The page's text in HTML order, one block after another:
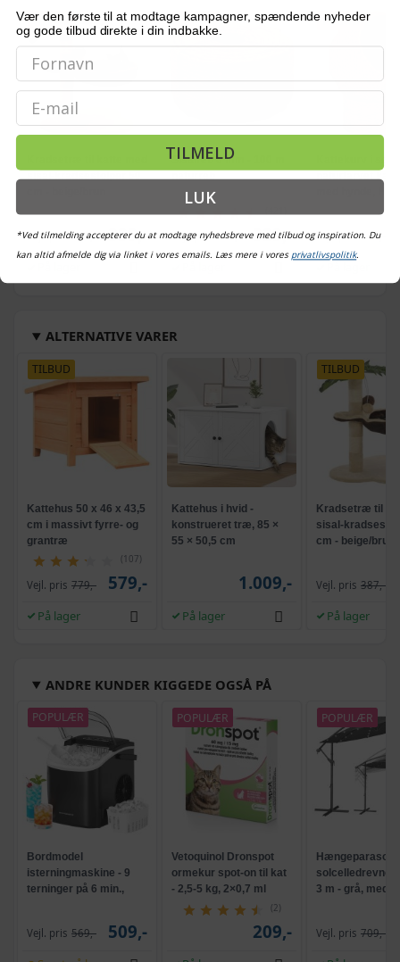
TILBUD
Vejl. pris 387,- 339,-
TILBUD
Sisalreb 6 mm - 100 m
Vejl. pris 414,- 329,-
TILBUD
Vejl. pris 644,-
ALTERNATIVE VARER
TILBUD
Kattehus 50 x 46 x 43,5
cm i massivt fyrre- og
grantræ
(107)
Vejl. pris 779,- 579,-
På lager
Kattehus i hvid -
konstrueret træ, 85 ×
55 × 50,5 cm
1.009,-
På lager
TILBUD
Kradsetræ til
sisal-
cm - beige/brun
Vejl. pris 387,-
På lager
ANDRE KUNDER KIGGEDE OGSÅ PÅ
POPULÆR
Bordmodel
isterningmaskine - 9
terninger på 6 min.,
Vejl. pris 569,- 509,-
POPULÆR
Vetoquinol Dronspot
ormekur spot-on til kat
- 2,5-5 kg, 2×0,7 ml
(2)
209,-
POPULÆR
Hængeparasols
solcelledrevne
3 m - grå, med
Vejl. pris 709,-
Vær den første til at modtage kampagner, spændende nyheder
og gode tilbud direkte i din indbakke.
Email
TILMELD
LUK
*Ved tilmelding accepterer du at modtage nyhedsbreve med tilbud og inspiration. Du
kan altid afmelde dig via linket i vores emails. Læs mere i vores privatlivspolitik.